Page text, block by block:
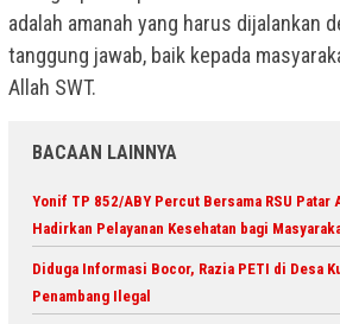
adalah amanah yang harus dijalankan
tanggung jawab, baik kepada
Allah SWT.
BACAAN LAINNYA
Yonif TP 852/ABY Percut Bersama RSU Patar
Hadirkan Pelayanan Kesehatan bagi
Diduga Informasi Bocor, Razia PETI di Desa
Penambang Ilegal